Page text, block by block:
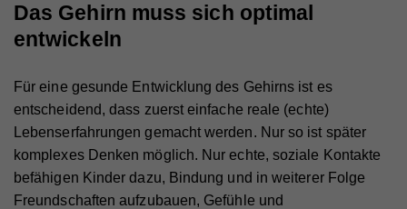
Das Gehirn muss sich optimal
entwickeln
Für eine gesunde Entwicklung des Gehirns ist es
entscheidend, dass zuerst einfache reale (echte)
Lebenserfahrungen gemacht werden. Nur so ist später
komplexes Denken möglich. Nur echte, soziale Kontakte
befähigen Kinder dazu, Bindung und in weiterer Folge
Freundschaften aufzubauen, Gefühle und